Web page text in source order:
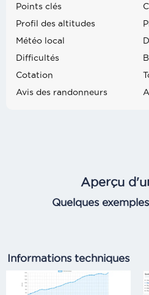
Points clés
Profil des altitudes
Météo local
Difficultés
Cotation
Avis des randonneurs
Aperçu
Quelques
Informations techniques